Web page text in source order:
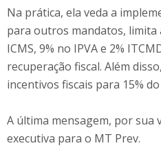
Na prática, ela veda a
para outros mandatos, limita
ICMS, 9% no IPVA e 2%
recuperação fiscal. Além
incentivos fiscais para 15% do
A última mensagem, por sua
executiva para o MT Prev.